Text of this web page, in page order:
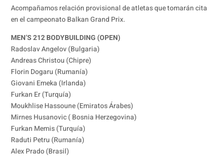
Acompañamos relación provisional de atletas que tomarán cita
en el campeonato Balkan Grand Prix.
MEN’S 212 BODYBUILDING (OPEN)
Radoslav Angelov (Bulgaria)
Andreas Christou (Chipre)
Florin Dogaru (Rumanía)
Giovani Emeka (Irlanda)
Furkan Er (Turquía)
Moukhlise Hassoune (Emiratos Árabes)
Mirnes Husanovic ( Bosnia Herzegovina)
Furkan Memis (Turquía)
Raduti Petru (Rumanía)
Alex Prado (Brasil)